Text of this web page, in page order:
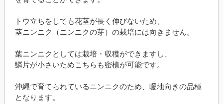
トウ立ちをしても花茎が長く伸びないため、
茎ニンニク（ニンニクの芽）の栽培には向きません。
葉ニンニクとしては栽培・収穫ができますし、
鱗片が小さいためこちらも密植が可能です。
沖縄で育てられているニンニクのため、暖地向きの品種
となります。